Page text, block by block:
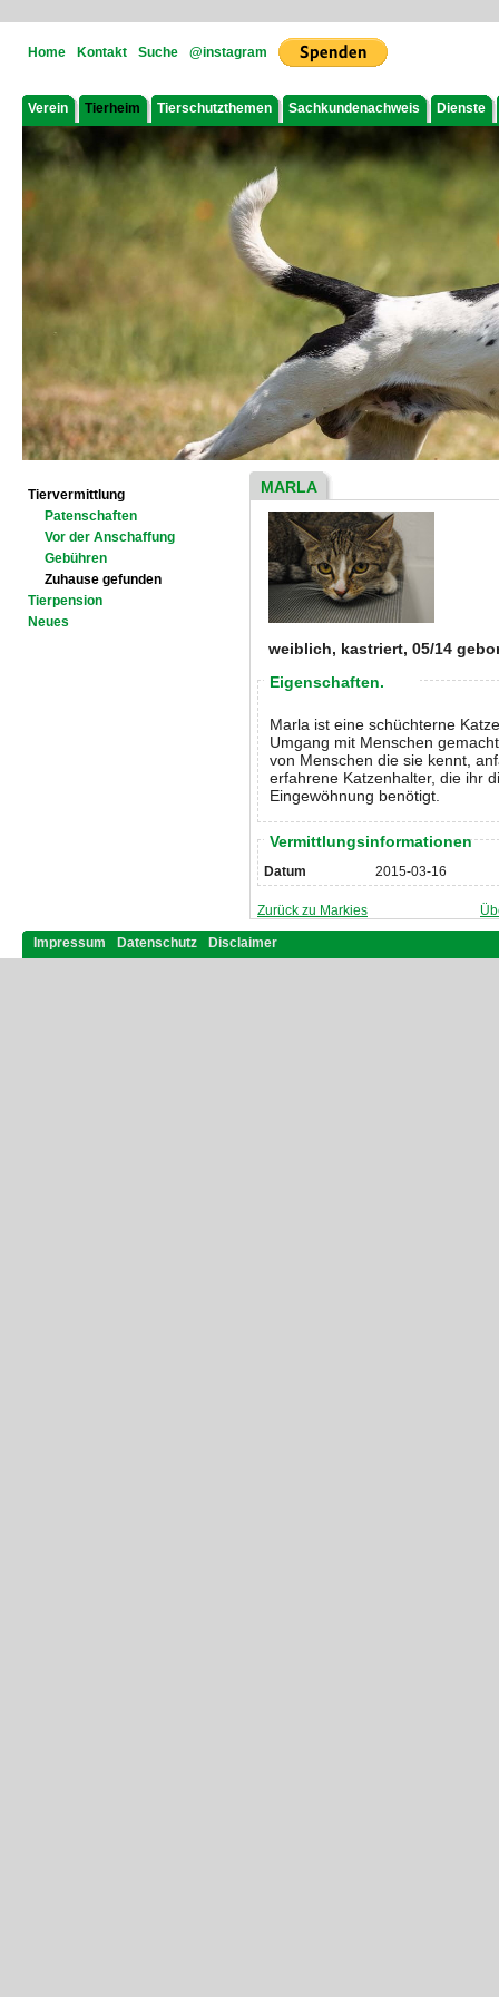
Home Kontakt Suche @instagram
Verein Tierheim Tierschutzthemen Sachkundenachweis Dienste
Tiervermittlung
Patenschaften
Vor der Anschaffung
Gebühren
Zuhause gefunden
Tierpension
Neues
MARLA
weiblich, kastriert, 05/14
Eigenschaften.
Marla ist eine schüchterne
Umgang mit Menschen
von Menschen die sie kennt,
erfahrene Katzenhalter, die ihr
Eingewöhnung benötigt.
Vermittlungsinformationen
Datum 2015-03-16
Zurück zu Markies
Impressum Datenschutz Disclaimer